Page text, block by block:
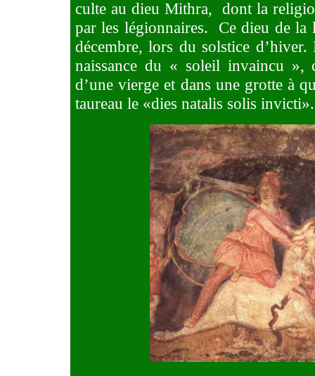
culte au dieu Mithra,
dont la
par les légionnaires.
Ce dieu de la
décembre, lors du solstice
naissance du « soleil invaincu »,
d’une vierge et dans une grotte à
taureau le «dies natalis solis invicti».